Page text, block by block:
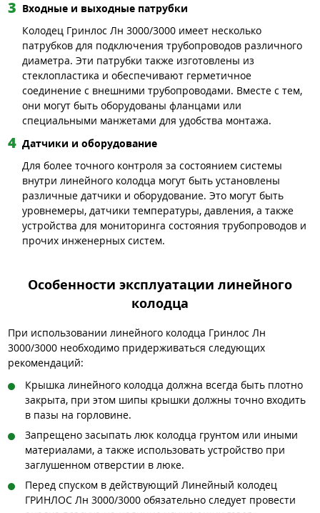
Входные и выходные патрубки
Колодец Гринлос Лн 3000/3000 имеет несколько
патрубков для подключения трубопроводов различного
диаметра. Эти патрубки также изготовлены из
стеклопластика и обеспечивают герметичное
соединение с внешними трубопроводами. Вместе с тем,
они могут быть оборудованы фланцами или
специальными манжетами для удобства монтажа.
Датчики и оборудование
Для более точного контроля за состоянием системы
внутри линейного колодца могут быть установлены
различные датчики и оборудование. Это могут быть
уровнемеры, датчики температуры, давления, а также
устройства для мониторинга состояния трубопроводов и
прочих инженерных систем.
Особенности эксплуатации линейного
колодца
При использовании линейного колодца Гринлос Лн
3000/3000 необходимо придерживаться следующих
рекомендаций:
Крышка линейного колодца должна всегда быть плотно
закрыта, при этом шипы крышки должны точно входить
в пазы на горловине.
Запрещено засыпать люк колодца грунтом или иными
материалами, а также использовать устройство при
заглушенном отверстии в люке.
Перед спуском в действующий Линейный колодец
ГРИНЛОС Лн 3000/3000 обязательно следует провести